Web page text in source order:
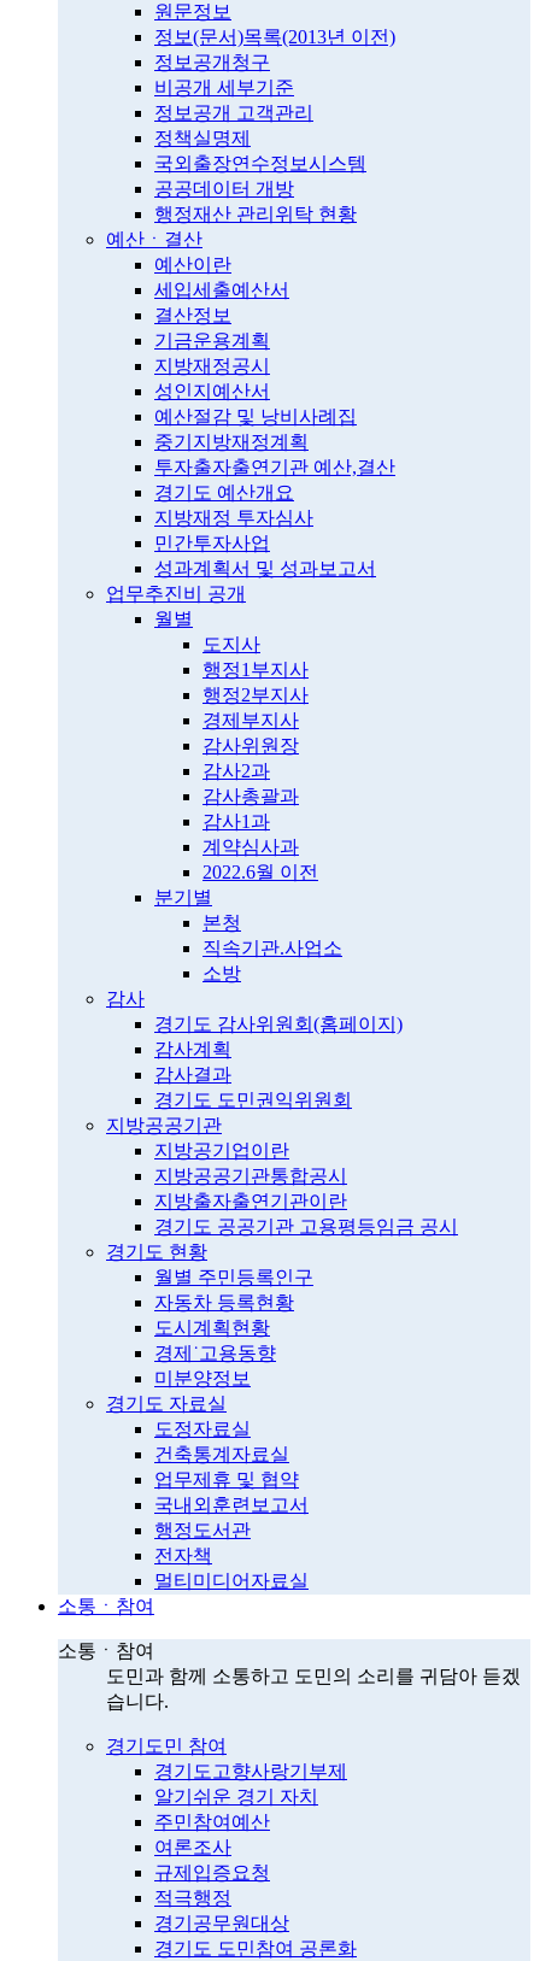
원문정보
정보(문서)목록(2013년 이전)
정보공개청구
비공개 세부기준
정보공개 고객관리
정책실명제
국외출장연수정보시스템
공공데이터 개방
행정재산 관리위탁 현황
예산ㆍ결산
예산이란
세입세출예산서
결산정보
기금운용계획
지방재정공시
성인지예산서
예산절감 및 낭비사례집
중기지방재정계획
투자출자출연기관 예산,결산
경기도 예산개요
지방재정 투자심사
민간투자사업
성과계획서 및 성과보고서
업무추진비 공개
월별
도지사
행정1부지사
행정2부지사
경제부지사
감사위원장
감사2과
감사총괄과
감사1과
계약심사과
2022.6월 이전
분기별
본청
직속기관.사업소
소방
감사
경기도 감사위원회(홈페이지)
감사계획
감사결과
경기도 도민권익위원회
지방공공기관
지방공기업이란
지방공공기관통합공시
지방출자출연기관이란
경기도 공공기관 고용평등임금 공시
경기도 현황
월별 주민등록인구
자동차 등록현황
도시계획현황
경제˙고용동향
미분양정보
경기도 자료실
도정자료실
건축통계자료실
업무제휴 및 협약
국내외훈련보고서
행정도서관
전자책
멀티미디어자료실
소통ㆍ참여
소통ㆍ참여
도민과 함께 소통하고 도민의 소리를 귀담아 듣겠
습니다.
경기도민 참여
경기도고향사랑기부제
알기쉬운 경기 자치
주민참여예산
여론조사
규제입증요청
적극행정
경기공무원대상
경기도 도민참여 공론화